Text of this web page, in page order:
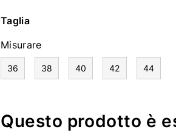
Taglia
Misurare
36 38 40 42 44
Questo prodotto è